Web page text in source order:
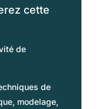
cette
de
de
modelage,